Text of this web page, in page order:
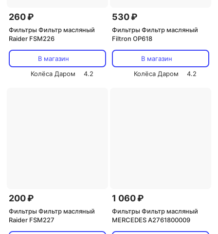
260 ₽
Фильтры Фильтр масляный
Raider FSM226
В магазин
Колёса Даром
4.2
530 ₽
Фильтры Фильтр масляный
Filtron OP618
В магазин
Колёса Даром
4.2
200 ₽
Фильтры Фильтр масляный
Raider FSM227
1 060 ₽
Фильтры Фильтр масляный
MERCEDES A2761800009